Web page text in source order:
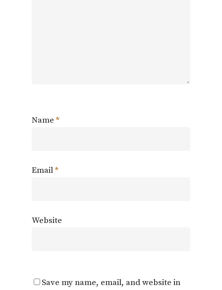
Name*
Email*
Website
Save my name, email, and website in